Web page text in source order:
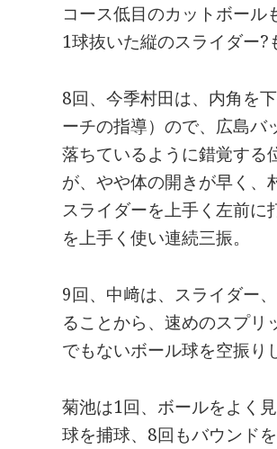
コース低目のカットボール
1球抜いた縦のスライダー?
8回、今季村田は、内角を
ーチの指導）ので、広島バ
落ちているように錯覚する
が、やや体の開きが早く、
スライダーを上手く左前に
を上手く使い連続三振。
9回、中﨑は、スライダー
ることから、速めのスプリ
でもないボール球を空振り
菊池は1回、ボールをよく
球を捕球、8回もバウンド